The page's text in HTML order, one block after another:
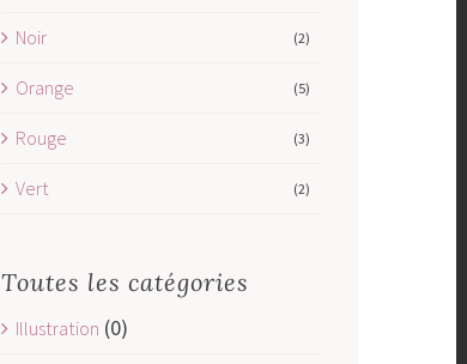
Noir (2)
Orange (5)
Rouge (3)
Vert (2)
Toutes les catégories
Illustration (0)